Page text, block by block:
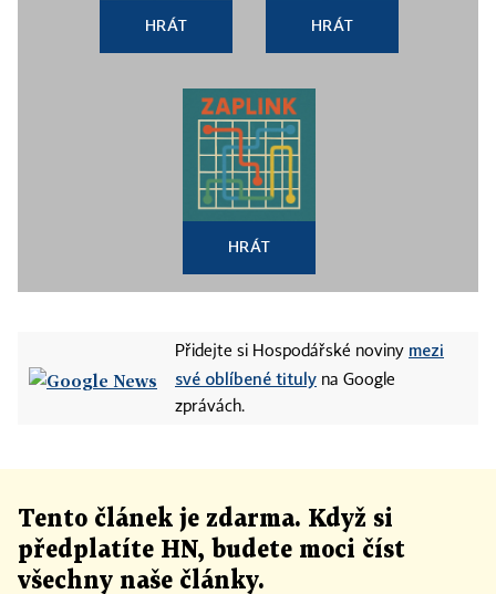
HRÁT HRÁT
HRÁT
Přidejte si Hospodářské noviny mezi
své oblíbené tituly na Google
zprávách.
Tento článek je zdarma. Když si
předplatíte HN, budete moci číst
všechny naše články.